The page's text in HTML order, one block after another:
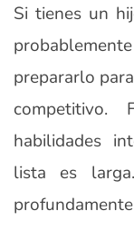
Si tienes un
prepararlo
competitivo.
habilidades
lista es